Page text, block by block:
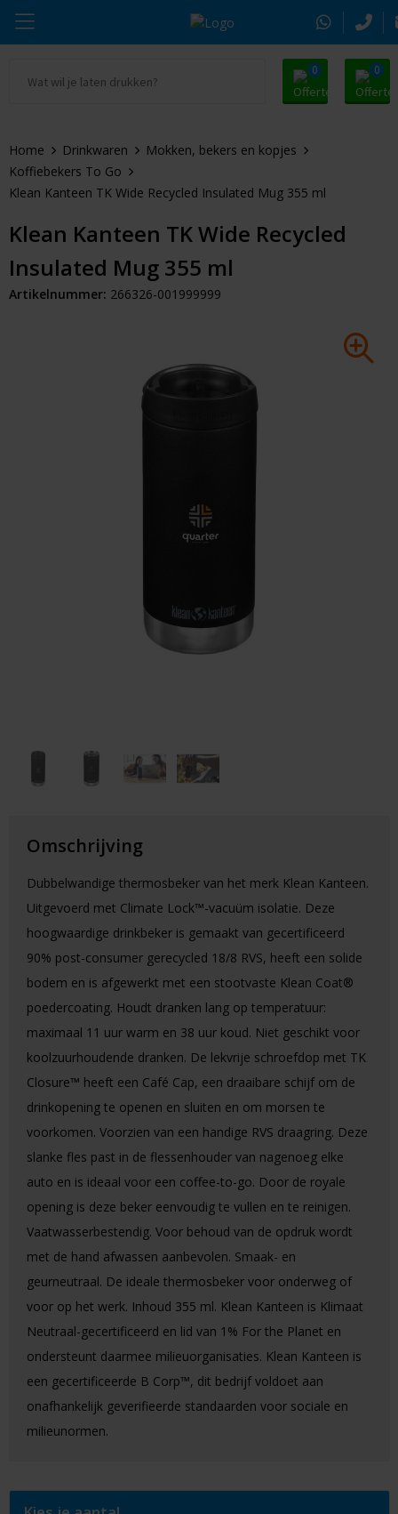
0 0
Drinkwaren
Kleding & Textiel
Tassen & Reizen
Elektronica & Gadgets
Sleutelhangers & Tools
Alle promosnoepje
Zomer
Pasen
Kerst
Eindejaarsgeschenken
Thule
Moleskine
Alle merken
Home Drinkwaren
Mokken, bekers en kopjes
Koffiebekers To Go
Klean Kanteen TK Wide Recycled Insulated Mug 355 ml
Klean Kanteen TK Wide Recycled
Insulated Mug 355 ml
Artikelnummer: 266326-001999999
Omschrijving
Dubbelwandige thermosbeker van het merk Klean Kanteen.
Uitgevoerd met Climate Lock™-vacuüm isolatie. Deze
hoogwaardige drinkbeker is gemaakt van gecertificeerd
90% post-consumer gerecycled 18/8 RVS, heeft een solide
bodem en is afgewerkt met een stootvaste Klean Coat®
poedercoating. Houdt dranken lang op temperatuur:
maximaal 11 uur warm en 38 uur koud. Niet geschikt voor
koolzuurhoudende dranken. De lekvrije schroefdop met TK
Closure™ heeft een Café Cap, een draaibare schijf om de
drinkopening te openen en sluiten en om morsen te
voorkomen. Voorzien van een handige RVS draagring. Deze
slanke fles past in de flessenhouder van nagenoeg elke
auto en is ideaal voor een coffee-to-go. Door de royale
opening is deze beker eenvoudig te vullen en te reinigen.
Vaatwasserbestendig. Voor behoud van de opdruk wordt
met de hand afwassen aanbevolen. Smaak- en
geurneutraal. De ideale thermosbeker voor onderweg of
voor op het werk. Inhoud 355 ml. Klean Kanteen is Klimaat
Neutraal-gecertificeerd en lid van 1% For the Planet en
ondersteunt daarmee milieuorganisaties. Klean Kanteen is
een gecertificeerde B Corp™, dit bedrijf voldoet aan
onafhankelijk geverifieerde standaarden voor sociale en
milieunormen.